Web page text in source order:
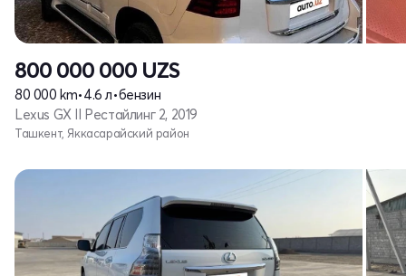
800 000 000 UZS
80 000 km•4.6 л•бензин
Lexus GX II Рестайлинг 2, 2019
Ташкент, Яккасарайский район